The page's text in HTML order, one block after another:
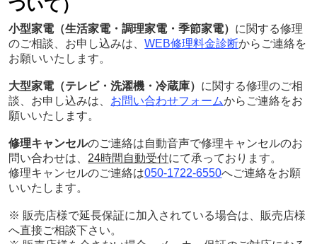
ついて）
小型家電（生活家電・調理家電・季節家電） に関する修理
のご相談、お申し込みは、WEB修理料金診断からご連絡を
お願いいたします。
大型家電（テレビ・洗濯機・冷蔵庫） に関する修理のご相
談、お申し込みは、 お問い合わせフォームからご連絡をお
願いいたします。
修理キャンセルのご連絡は自動音声で修理キャンセルのお
問い合わせは、 24時間自動受付にて承っております。
修理キャンセルのご連絡は050-1722-6550へご連絡をお願
いいたします。
※ 販売店様で延長保証に加入されている場合は、販売店様
へ直接ご相談下さい。